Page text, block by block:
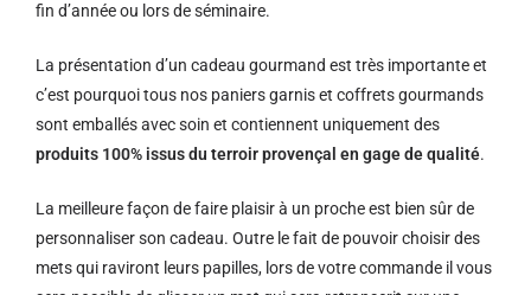
fin d’année ou lors de séminaire.
La présentation d’un cadeau gourmand est très importante et
c’est pourquoi tous nos paniers garnis et coffrets gourmands
sont emballés avec soin et contiennent uniquement des
produits 100% issus du terroir provençal en gage de qualité.
La meilleure façon de faire plaisir à un proche est bien sûr de
personnaliser son cadeau. Outre le fait de pouvoir choisir des
mets qui raviront leurs papilles, lors de votre commande il vous